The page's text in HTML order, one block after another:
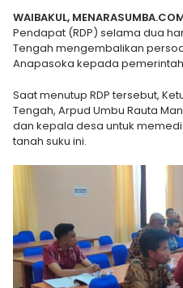
WAIBAKUL,
Pendapat (RDP) selama dua
Tengah mengembalikan
Anapasoka kepada
Saat menutup RDP tersebut,
Tengah, Arpud Umbu Rauta
dan kepala desa untuk
tanah suku ini.